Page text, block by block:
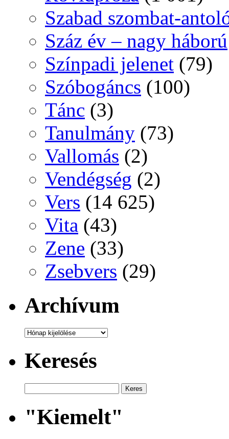
Szabad szombat-
Száz év – nagy háború
Színpadi jelenet (79)
Szóbogáncs (100)
Tánc (3)
Tanulmány (73)
Vallomás (2)
Vendégség (2)
Vers (14 625)
Vita (43)
Zene (33)
Zsebvers (29)
Archívum
Archívum
Keresés
"Kiemelt"